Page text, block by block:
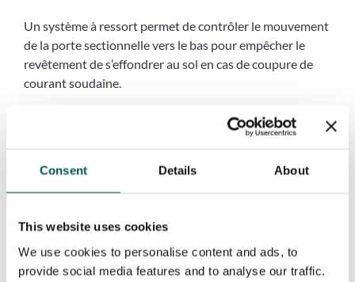
Consent Details About
This website uses cookies
We use cookies to personalise content and ads, to
provide social media features and to analyse our traffic.
Un système à ressort permet de contrôler le mouvement
de la porte sectionnelle vers le bas pour empêcher le
revêtement de s’effondrer au sol en cas de coupure de
courant soudaine.
La robustesse de l’ensemble du système protège les
entreprises des tentatives de cambriolage potentiels et
grêle, le sel, etc. ne constituent une menace importante.
motorisées peuvent être personnalisées sur le plan
structurel et fonctionnel. Le manteau peut être
implémenté avec: